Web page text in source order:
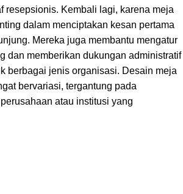
resepsionis. Kembali lagi, karena meja
dalam menciptakan kesan pertama
Mereka juga membantu mengatur
dan memberikan dukungan administratif
berbagai jenis organisasi. Desain meja
bervariasi, tergantung pada
atau institusi yang